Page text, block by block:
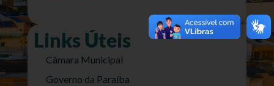
Links Úteis
Câmara Municipal
Governo da Paraíba